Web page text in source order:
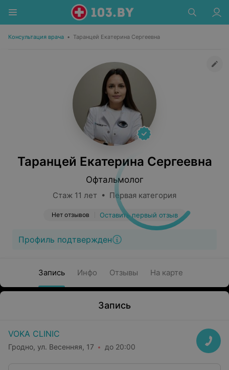
Консультация врача • Таранцей Екатерина Сергеевна
Таранцей Екатерина Сергеевна
Офтальмолог
Стаж 11 лет • Первая категория
Нет отзывов Оставить первый отзыв
Профиль подтвержден
Запись Инфо Отзывы На карте
Запись
VOKA CLINIC
Гродно, ул. Весенняя, 17 до 20:00